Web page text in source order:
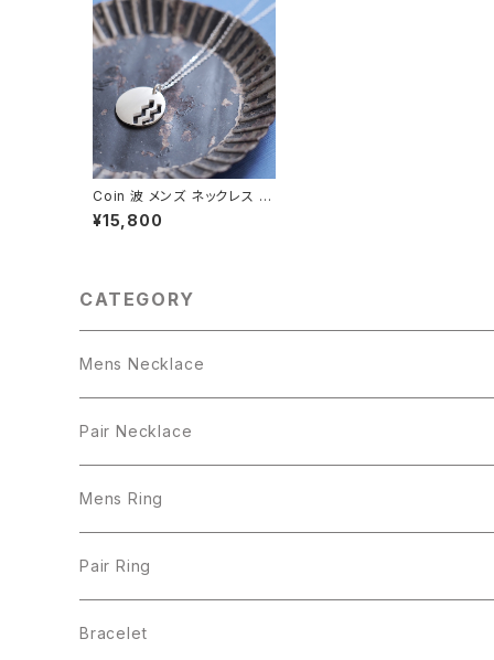
Coin 波 メンズ ネックレス シ
ルバー925
¥15,800
CATEGORY
Mens Necklace
Pair Necklace
Mens Ring
Pair Ring
Bracelet